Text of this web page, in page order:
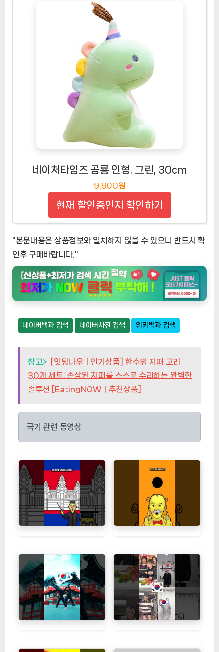
네이처타임즈 공룡 인형, 그린, 30cm
9,900원
현재 할인중인지 확인하기
"본문내용은 상품정보와 일치하지 않을 수 있으니 반드시 확
인후 구매바랍니다."
네이버백과 검색 네이버사전 검색 위키백과 검색
참고> [잇팅나우ㅣ인기상품] 한수위 지퍼 고리
30개 세트: 손상된 지퍼를 스스로 수리하는 완벽한
솔루션 [EatingNOWㅣ추천상품]
국기 관련 동영상